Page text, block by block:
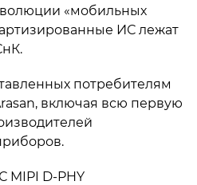
«мобильных
ИС лежат
потребителям
включая всю первую
MIPI D-PHY